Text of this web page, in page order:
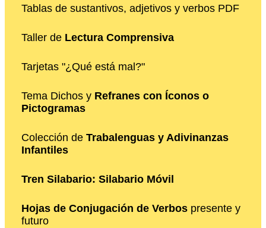
Tablas de sustantivos, adjetivos y verbos PDF
Taller de Lectura Comprensiva
Tarjetas "¿Qué está mal?"
Tema Dichos y Refranes con Íconos o
Pictogramas
Colección de Trabalenguas y Adivinanzas
Infantiles
Tren Silabario: Silabario Móvil
Hojas de Conjugación de Verbos presente y
futuro